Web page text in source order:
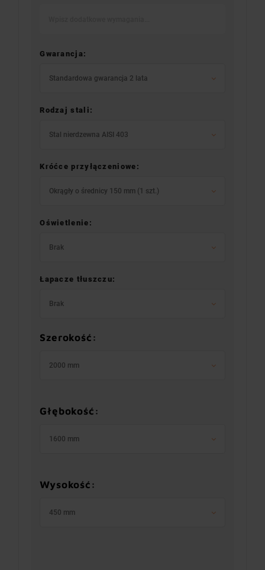
Gwarancja:
Standardowa gwarancja 2 lata
Rodzaj stali:
Stal nierdzewna AISI 403
Króćce przyłączeniowe:
Okrągły o średnicy 150 mm (1 szt.)
Oświetlenie:
Brak
Łapacze tłuszczu:
Brak
Szerokość:
2000 mm
Głębokość:
1600 mm
Wysokość:
450 mm